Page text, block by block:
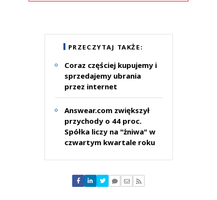
PRZECZYTAJ TAKŻE:
Coraz częściej kupujemy i
sprzedajemy ubrania
przez internet
Answear.com zwiększył
przychody o 44 proc.
Spółka liczy na "żniwa" w
czwartym kwartale roku
Nie znaleziono komentarzy
Zostaw swoje komentarze
Imię (Wymagane)
Anuluj